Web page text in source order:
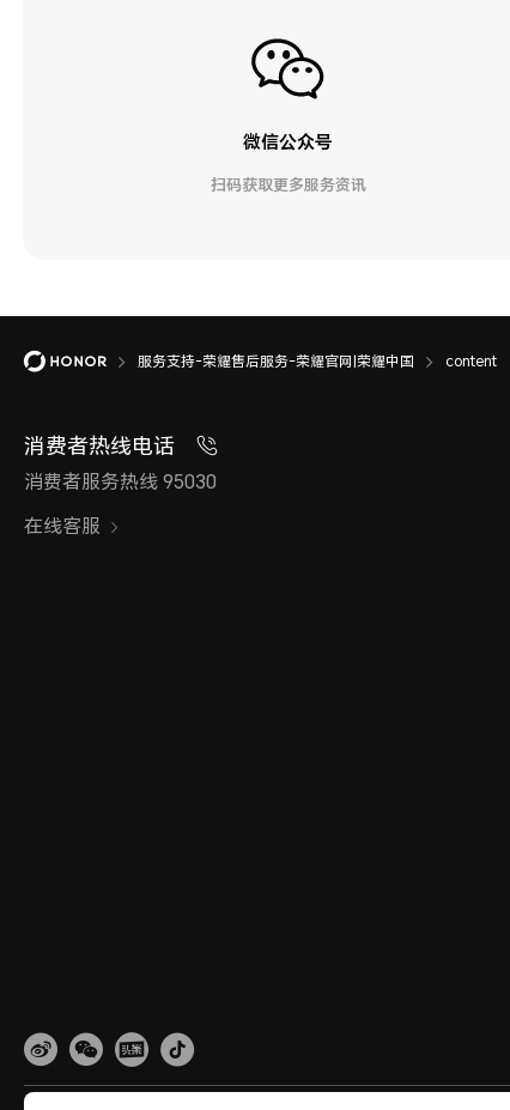
微信公众号
扫码获取更多服务资讯
服务支持-荣耀售后服务-荣耀官网|荣耀中国 content
消费者热线电话
消费者服务热线 95030
在线客服